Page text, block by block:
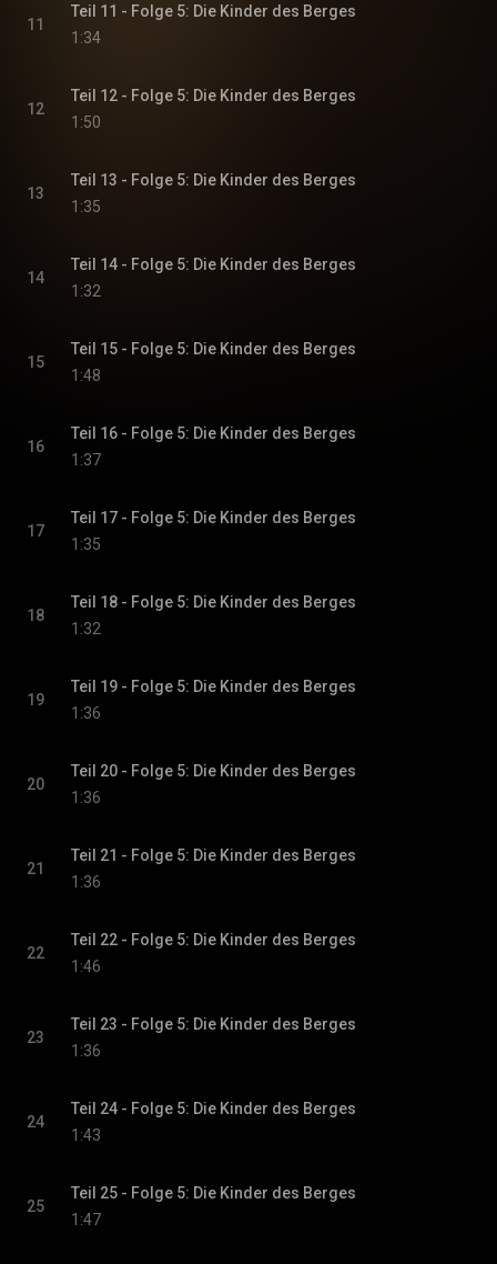
11
Teil 11 - Folge 5: Die Kinder des Berges
1:34
12
Teil 12 - Folge 5: Die Kinder des Berges
1:50
13
Teil 13 - Folge 5: Die Kinder des Berges
1:35
14
Teil 14 - Folge 5: Die Kinder des Berges
1:32
15
Teil 15 - Folge 5: Die Kinder des Berges
1:48
16
Teil 16 - Folge 5: Die Kinder des Berges
1:37
17
Teil 17 - Folge 5: Die Kinder des Berges
1:35
18
Teil 18 - Folge 5: Die Kinder des Berges
1:32
19
Teil 19 - Folge 5: Die Kinder des Berges
1:36
20
Teil 20 - Folge 5: Die Kinder des Berges
1:36
21
Teil 21 - Folge 5: Die Kinder des Berges
1:36
22
Teil 22 - Folge 5: Die Kinder des Berges
1:46
23
Teil 23 - Folge 5: Die Kinder des Berges
1:36
24
Teil 24 - Folge 5: Die Kinder des Berges
1:43
25
Teil 25 - Folge 5: Die Kinder des Berges
1:47